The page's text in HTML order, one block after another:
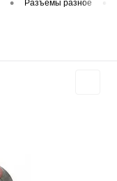
• Разъемы разное